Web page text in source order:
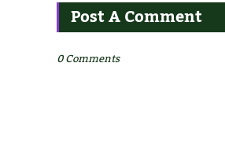
Post A Comment
0 Comments